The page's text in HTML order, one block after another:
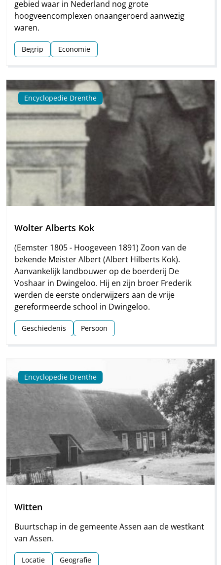
gebied waar in Nederland nog grote
hoogveencomplexen onaangeroerd aanwezig
waren.
Begrip Economie
Encyclopedie Drenthe
Wolter Alberts Kok
(Eemster 1805 - Hoogeveen 1891) Zoon van de
bekende Meister Albert (Albert Hilberts Kok).
Aanvankelijk landbouwer op de boerderij De
Voshaar in Dwingeloo. Hij en zijn broer Frederik
werden de eerste onderwijzers aan de vrije
gereformeerde school in Dwingeloo.
Geschiedenis Persoon
Encyclopedie Drenthe
Witten
Buurtschap in de gemeente Assen aan de westkant
van Assen.
Locatie Geografie